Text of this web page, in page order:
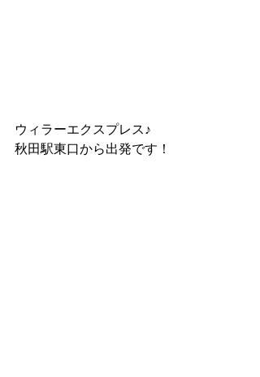
ウィラーエクスプレス♪
秋田駅東口から出発です！